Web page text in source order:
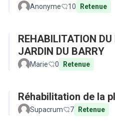
Anonyme 10 Retenue
REHABILITATION DU
JARDIN DU BARRY
Marie 0 Retenue
Réhabilitation de la
Supacrum 7 Retenue